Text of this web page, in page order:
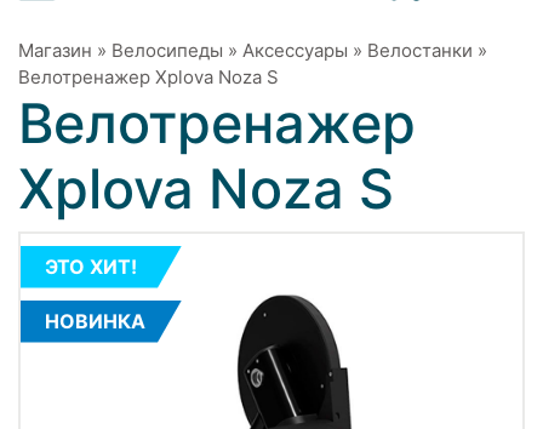
Магазин » Велосипеды » Аксессуары » Велостанки »
Велотренажер Xplova Noza S
Велотренажер
Xplova Noza S
ЭТО ХИТ!
НОВИНКА